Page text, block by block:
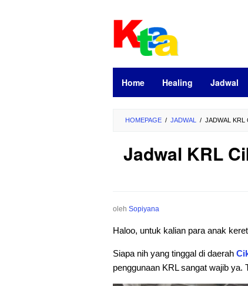
Home Healing Jadwal
HOMEPAGE / JADWAL / JADWAL KRL
Jadwal KRL
oleh Sopiyana
Haloo, untuk kalian para anak
Siapa nih yang tinggal di daerah
penggunaan KRL sangat wajib ya.